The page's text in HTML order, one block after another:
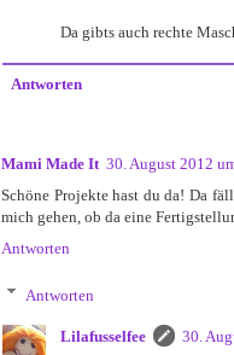
Da gibts auch rechte
Antworten
Mami Made It 30. August 2012
Schöne Projekte hast du da! Da
mich gehen, ob da eine
Antworten
Antworten
Lilafusselfee
30.